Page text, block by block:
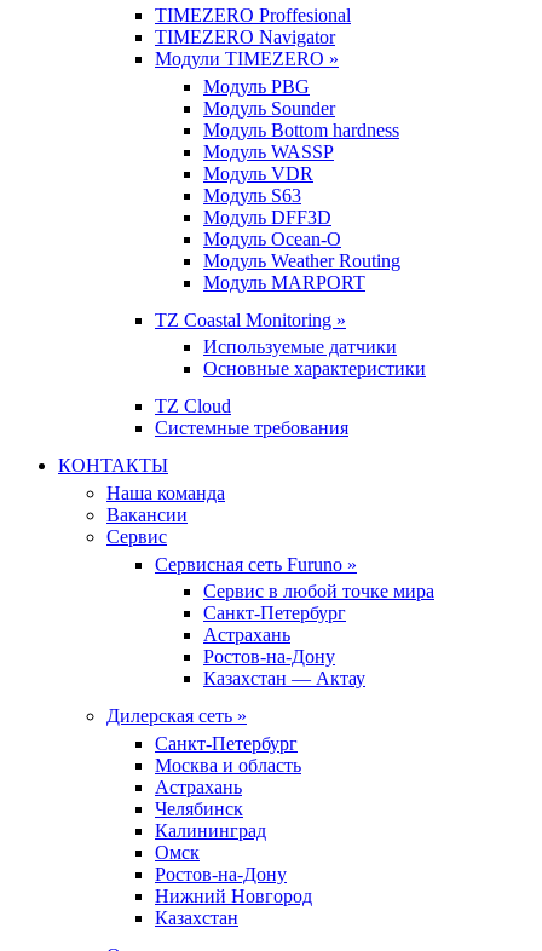
TIMEZERO Proffesional
TIMEZERO Navigator
Модули TIMEZERO »
Модуль PBG
Модуль Sounder
Модуль Bottom hardness
Модуль WASSP
Модуль VDR
Модуль S63
Модуль DFF3D
Модуль Ocean-O
Модуль Weather Routing
Модуль MARPORT
TZ Coastal Monitoring »
Используемые датчики
Основные характеристики
TZ Cloud
Системные требования
КОНТАКТЫ
Наша команда
Вакансии
Сервис
Сервисная сеть Furuno »
Сервис в любой точке мира
Санкт-Петербург
Астрахань
Ростов-на-Дону
Казахстан — Актау
Дилерская сеть »
Санкт-Петербург
Москва и область
Астрахань
Челябинск
Калининград
Омск
Ростов-на-Дону
Нижний Новгород
Казахстан